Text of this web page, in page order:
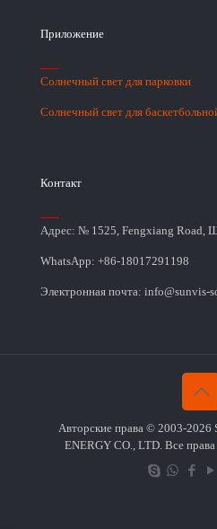
Приложение
Солнечный свет для парковки
Солнечный свет для
Контакт
Адрес: № 1525, Fengxiang Road,
WhatsApp: +86-18017291198
Электронная почта: info@sunvis-
Авторские права © 2003-2026
ENERGY CO., LTD. Все